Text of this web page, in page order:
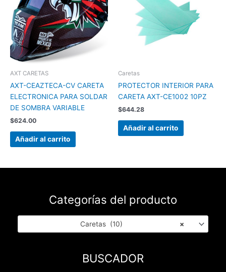
AXT CARETAS
AXT-CEAZTECA-CV CARETA
ELECTRONICA PARA SOLDAR
DE SOMBRA VARIABLE
$624.00
Añadir al carrito
Caretas
PROTECTOR INTERIOR PARA
CARETA AXT-CE1002 10PZ
$644.28
Añadir al carrito
Categorías del producto
×
Caretas (10)
BUSCADOR